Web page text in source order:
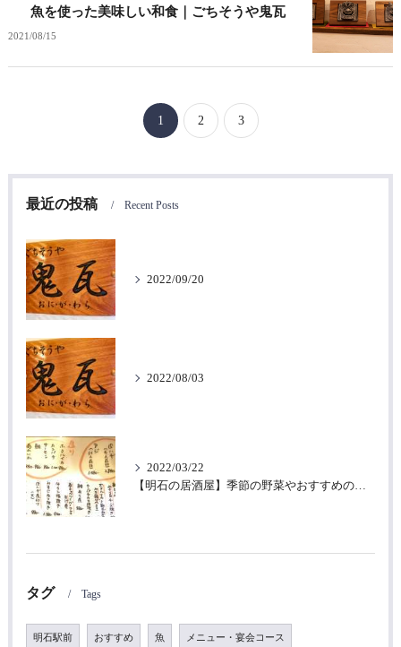
魚を使った美味しい和食｜ごちそうや鬼瓦
2021/08/15
1 2 3
最近の投稿 Recent Posts
2022/09/20
2022/08/03
2022/03/22
【明石の居酒屋】季節の野菜やおすすめの魚を使った美味しい和食｜ごちそうや鬼瓦
タグ Tags
明石駅前 おすすめ 魚 メニュー・宴会コース